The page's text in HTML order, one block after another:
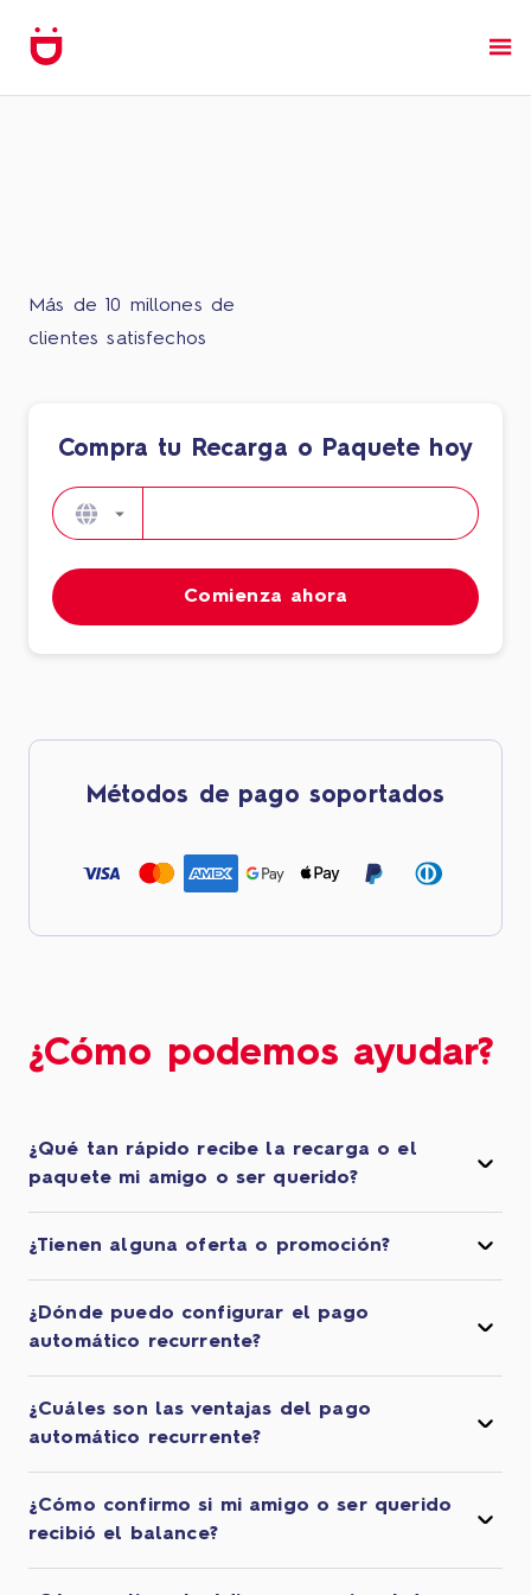
Más de 10 millones de
clientes satisfechos
Compra tu Recarga o Paquete hoy
Comienza ahora
Métodos de pago soportados
¿Cómo podemos ayudar?
¿Qué tan rápido recibe la recarga o el
paquete mi amigo o ser querido?
¿Tienen alguna oferta o promoción?
¿Dónde puedo configurar el pago
automático recurrente?
¿Cuáles son las ventajas del pago
automático recurrente?
¿Cómo confirmo si mi amigo o ser querido
recibió el balance?